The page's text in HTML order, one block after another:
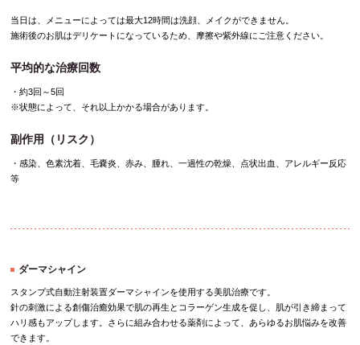
当日は、メニューによっては最大12時間は洗顔、メイクができません。
施術後のお肌はデリケートになっているため、摩擦や紫外線にご注意ください。
平均的な治療回数
・約3回～5回
※状態によって、それ以上かかる場合があります。
副作用（リスク）
・感染、色素沈着、毛嚢炎、赤み、腫れ、一過性の乾燥、点状出血、アレルギー反応
等
ダーマシャイン
スタンプ式自動注射装置ダーマシャインを使用する美肌治療です。
針の刺激による創傷治癒効果で肌の再生とコラーゲン生成を促し、肌が引き締まって
ハリ感もアップします。さらに組み合わせる薬剤によって、あらゆるお肌悩みを改善
できます。